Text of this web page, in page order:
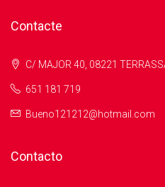
Contacte
C/ MAJOR 40, 08221
651 181 719
Bueno121212@hotmail.com
Contacto